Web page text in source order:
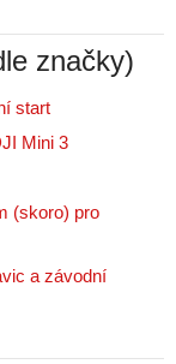
značky)
start
Mini 3
(skoro) pro
a závodní